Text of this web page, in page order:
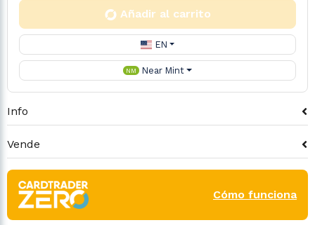
Añadir al carrito
EN
NM Near Mint
Info
Vende
Cómo funciona